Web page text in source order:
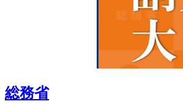
総務省